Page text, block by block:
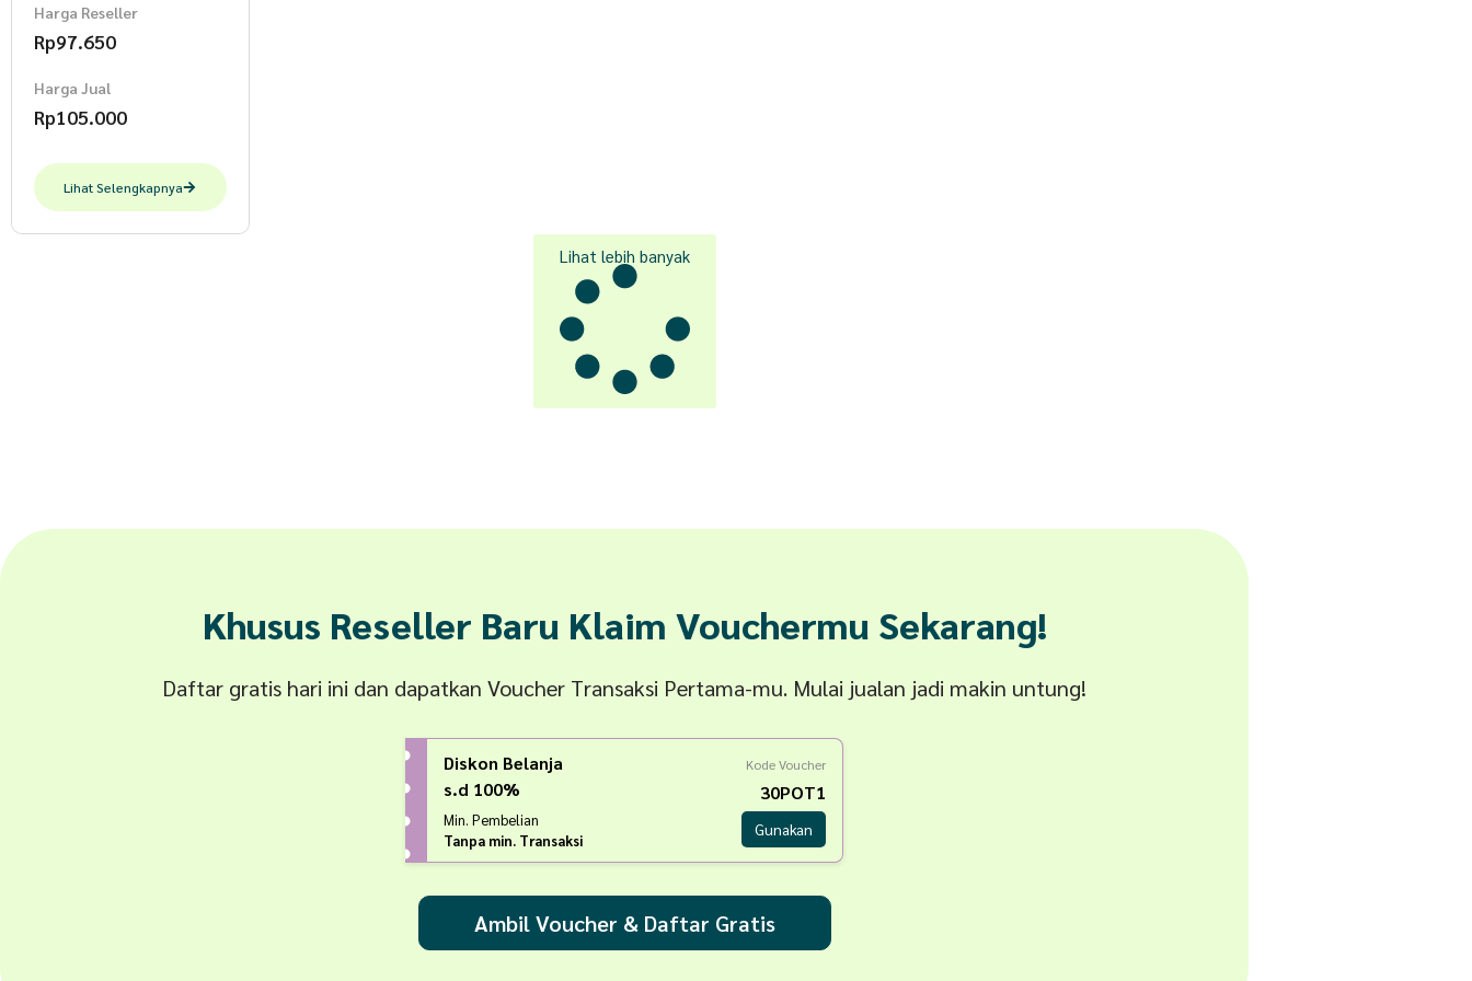
Harga Reseller
Rp97.650
Harga Jual
Rp105.000
Lihat Selengkapnya
Lihat lebih banyak
Khusus Reseller Baru Klaim Vouchermu Sekarang!
Daftar gratis hari ini dan dapatkan Voucher Transaksi Pertama-mu. Mulai jualan jadi makin untung!
Diskon Belanja
s.d 100%
Min. Pembelian
Tanpa min. Transaksi
Kode Voucher
30POT1
Gunakan
Ambil Voucher & Daftar Gratis